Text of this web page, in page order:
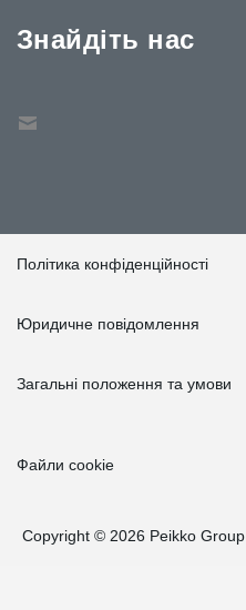
Знайдіть нас
Політика конфіденційності
Юридичне повідомлення
Загальні положення та умови
Файли cookie
Copyright © 2026 Peikko Group